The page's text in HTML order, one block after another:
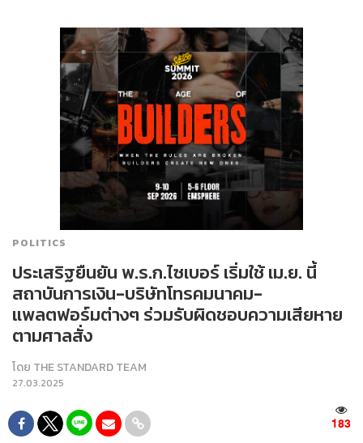
POLITICS
ประเสริฐยืนยัน พ.ร.ก.ไซเบอร์ เริ่มใช้ เม.ย. นี้
สถาบันการเงิน-บริษัทโทรคมนาคม-
แพลตฟอร์มต่างๆ ร่วมรับผิดชอบความเสียหาย
ตามศาลสั่ง
โดย THE STANDARD TEAM
27.03.2025
183